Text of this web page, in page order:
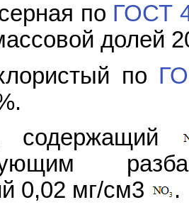
по ГОСТ
долей
по
содержащий
0,02 мг/см3
.